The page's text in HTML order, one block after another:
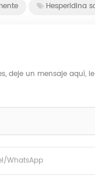
Hesperidina
deje un mensaje aquí,